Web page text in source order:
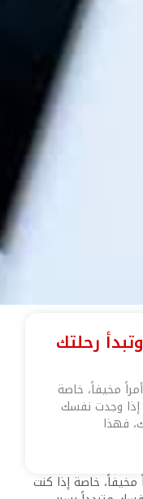
رحلتك
مخيفاً، خاصة
إذا وجدت نفسك
فهذا
مخيفاً، خاصة إذا كنت